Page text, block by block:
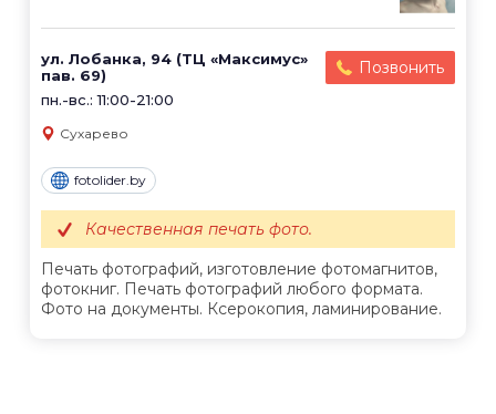
ул. Лобанка, 94 (ТЦ «Максимус»
пав. 69)
пн.-вс.: 11:00-21:00
Позвонить
Сухарево
fotolider.by
Печать фотографий, изготовление фотомагнитов,
фотокниг. Печать фотографий любого формата.
Фото на документы. Ксерокопия, ламинирование.
Качественная печать фото.